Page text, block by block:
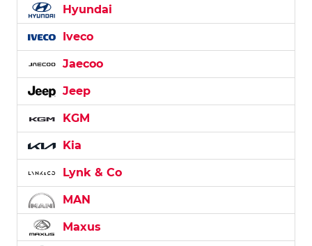
Hyundai
Iveco
Jaecoo
Jeep
KGM
Kia
Lynk & Co
MAN
Maxus